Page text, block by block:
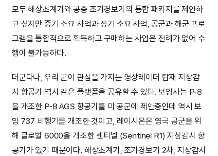
모두 해상초계기와 공중 조기경보기의 통합 패키지를 제안하
고 싶지만 중기 소요 사업과 장기 소요 사업, 공군과 해군 프로
그램을 통합적으로 획득하고 구매하는 사업은 전례가 없어 수
행이 불가능하다.
더군다나, 우리 군이 관심을 가지는 영상레이더 탑재 지상감
시 항공기 역시 같은 플랫폼을 공유할 수 있다. 보잉사는 P-8
을 개조한 P-8 AGS 항공기를 미 공군에 제안중인데 역시 보
잉 737 비행기를 개조한 것이고, 레이시온은 영국 공군을 위
해 글로벌 6000을 개조한 센티넬 (Sentinel R1) 지상감시 항
공기가 있기 때문이다. 해상초계기, 조기경보기 2차, 지상감시